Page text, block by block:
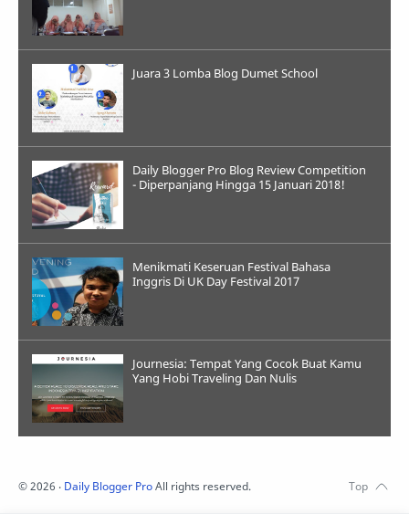
Juara 3 Lomba Blog Dumet School
Daily Blogger Pro Blog Review Competition
- Diperpanjang Hingga 15 Januari 2018!
Menikmati Keseruan Festival Bahasa
Inggris Di UK Day Festival 2017
Journesia: Tempat Yang Cocok Buat Kamu
Yang Hobi Traveling Dan Nulis
©2026 ‧ Daily Blogger ProAll rights reserved.